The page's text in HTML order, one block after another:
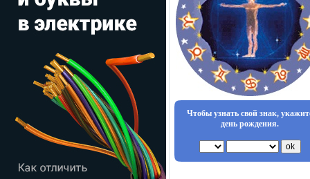
Чтобы узнать свой знак,
день рождения.